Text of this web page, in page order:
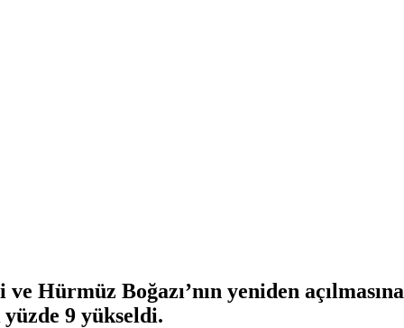
Hürmüz Boğazı’nın yeniden açılmasına
9 yükseldi.